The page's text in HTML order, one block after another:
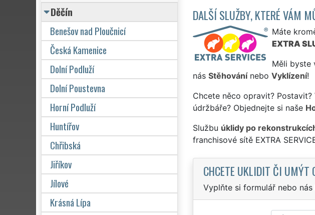
DALŠÍ SLUŽBY, KTERÉ VÁM
Máte
EXTRA
Měli byste
nás Stěhovánínebo Vyklízení!
Chcete něco opravit?
údržbáře? Objednejte si naše
Službu úklidy po
franchisové sítě EXTRA
CHCETE UKLIDIT ČI UMÝT
Vyplňte si formulář nebo
Děčín
Benešov nad Ploučnicí
Česká Kamenice
Dolní Podluží
Dolní Poustevna
Horní Podluží
Huntířov
Chřibská
Jiříkov
Jílové
Krásná Lípa